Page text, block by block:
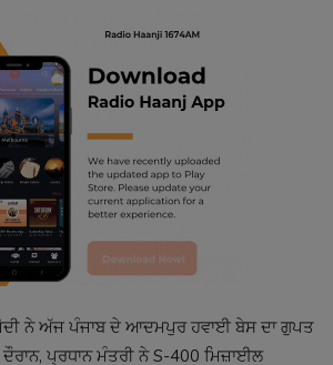
ਨੇ ਅੱਜ ਪੰਜਾਬ ਦੇ ਆਦਮਪੁਰ ਹਵਾਈ ਬੇਸ ਦਾ ਗੁਪਤ
ਪ੍ਰਧਾਨ ਮੰਤਰੀ ਨੇ S-400 ਮਿਜ਼ਾਈਲ